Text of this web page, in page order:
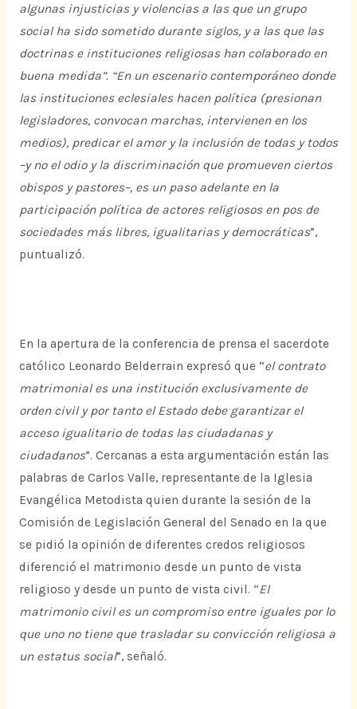
algunas injusticias y violencias a las que un grupo
social ha sido sometido durante siglos, y a las que las
doctrinas e instituciones religiosas han colaborado en
buena medida”. “En un escenario contemporáneo donde
las instituciones eclesiales hacen política (presionan
legisladores, convocan marchas, intervienen en los
medios), predicar el amor y la inclusión de todas y todos
–y no el odio y la discriminación que promueven ciertos
obispos y pastores–, es un paso adelante en la
participación política de actores religiosos en pos de
sociedades más libres, igualitarias y democráticas”,
puntualizó.
En la apertura de la conferencia de prensa el sacerdote
católico Leonardo Belderrain expresó que “el contrato
matrimonial es una institución exclusivamente de
orden civil y por tanto el Estado debe garantizar el
acceso igualitario de todas las ciudadanas y
ciudadanos”. Cercanas a esta argumentación están las
palabras de Carlos Valle, representante de la Iglesia
Evangélica Metodista quien durante la sesión de la
Comisión de Legislación General del Senado en la que
se pidió la opinión de diferentes credos religiosos
diferenció el matrimonio desde un punto de vista
religioso y desde un punto de vista civil. “El
matrimonio civil es un compromiso entre iguales por lo
que uno no tiene que trasladar su convicción religiosa a
un estatus social”, señaló.